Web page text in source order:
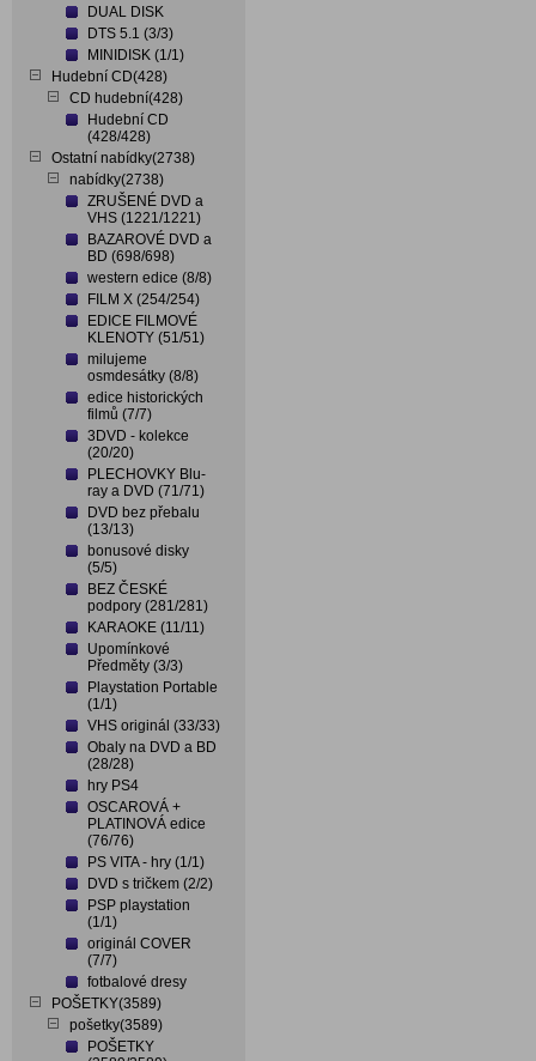
DUAL DISK
DTS 5.1 (3/3)
MINIDISK (1/1)
Hudební CD(428)
CD hudební(428)
Hudební CD
(428/428)
Ostatní nabídky(2738)
nabídky(2738)
ZRUŠENÉ DVD a
VHS (1221/1221)
BAZAROVÉ DVD a
BD (698/698)
western edice (8/8)
FILM X (254/254)
EDICE FILMOVÉ
KLENOTY (51/51)
milujeme
osmdesátky (8/8)
edice historických
filmů (7/7)
3DVD - kolekce
(20/20)
PLECHOVKY Blu-
ray a DVD (71/71)
DVD bez přebalu
(13/13)
bonusové disky
(5/5)
BEZ ČESKÉ
podpory (281/281)
KARAOKE (11/11)
Upomínkové
Předměty (3/3)
Playstation Portable
(1/1)
VHS originál (33/33)
Obaly na DVD a BD
(28/28)
hry PS4
OSCAROVÁ +
PLATINOVÁ edice
(76/76)
PS VITA - hry (1/1)
DVD s tričkem (2/2)
PSP playstation
(1/1)
originál COVER
(7/7)
fotbalové dresy
POŠETKY(3589)
pošetky(3589)
POŠETKY